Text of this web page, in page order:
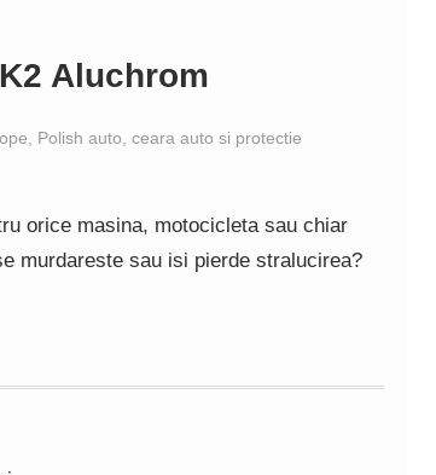
Aluchrom
Polish auto, ceara auto si protectie
orice masina, motocicleta sau chiar
murdareste sau isi pierde stralucirea?